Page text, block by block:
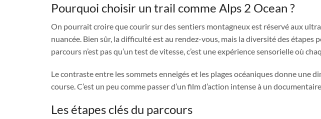
Pourquoi choisir un trail comme Alps 2 Ocean ?
On pourrait croire que courir sur des sentiers montagneux est réservé aux
nuancée. Bien sûr, la difficulté est au rendez-vous, mais la diversité des étapes
parcours n’est pas qu’un test de vitesse, c’est une expérience sensorielle où
Le contraste entre les sommets enneigés et les plages océaniques donne une
course. C’est un peu comme passer d’un film d’action intense à un
Les étapes clés du parcours